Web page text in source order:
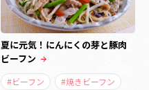
夏に元気！にんにくの芽と豚肉
ビーフン
#ビーフン #焼きビーフン